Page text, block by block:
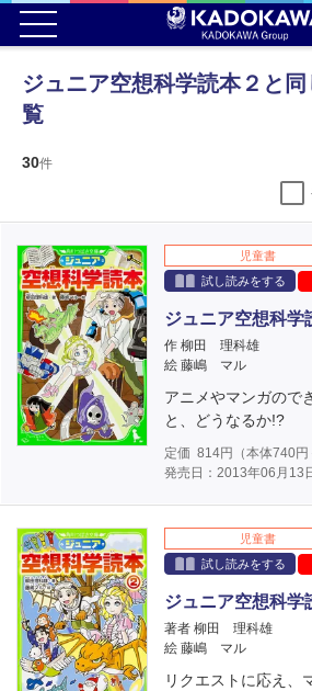
ジュニア空想科学読本２と
覧
30件
児童書
試し読みをする
ジュニア空想科学
作 柳田 理科雄
絵 藤嶋 マル
アニメやマンガので
と、どうなるか!?
定価 814円（本体740円
発売日：2013年06月13
児童書
試し読みをする
ジュニア空想科学
著者 柳田 理科雄
絵 藤嶋 マル
リクエストに応え、